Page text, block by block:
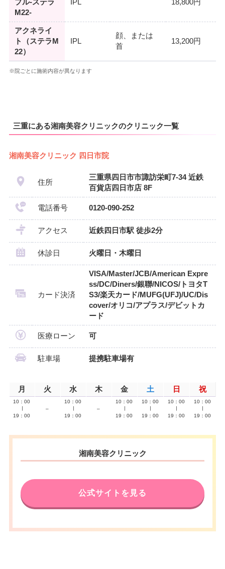
プル-ステラ
M22-
IPL 18,800円
アクネライ
ト（ステラM
22）
IPL
顔、または
首
13,200円
※院ごとに施術内容が異なります
三重にある湘南美容クリニックのクリニック一覧
湘南美容クリニック 四日市院
住所
三重県四日市市諏訪栄町7-34 近鉄
百貨店四日市店 8F
電話番号 0120-090-252
アクセス 近鉄四日市駅 徒歩2分
休診日 火曜日・木曜日
カード決済
VISA/Master/JCB/American Expre
ss/DC/Diners/銀聯/NICOS/トヨタT
S3/楽天カード/MUFG(UFJ)/UC/Dis
cover/オリコ/アプラス/デビットカ
ード
医療ローン 可
駐車場 提携駐車場有
月 火 水 木 金 土 日 祝
10：00
19：00
–
10：00
19：00
–
10：00
19：00
10：00
19：00
10：00
19：00
10：00
19：00
湘南美容クリニック
公式サイトを見る